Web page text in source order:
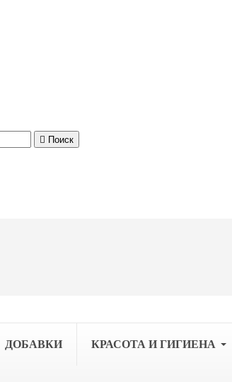
 Поиск
ДОБАВКИ КРАСОТА И ГИГИЕНА